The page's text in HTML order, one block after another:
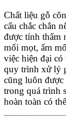
Chất liệu gỗ
cấu chắc chắn
được tính thẩm
mối mọt, ẩm
việc hiện đại có
quy trình xử lý
cũng luôn được
trong quá trình
hoàn toàn có